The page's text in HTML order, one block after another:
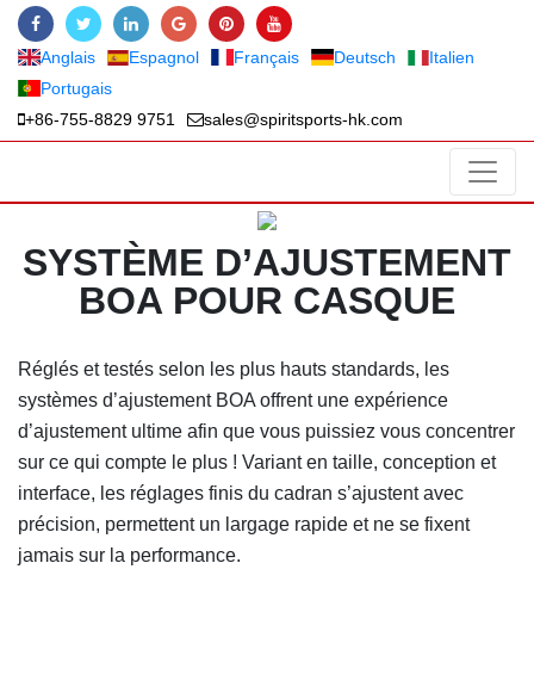
Anglais Espagnol Français Deutsch
Italien
Portugais
+86-755-8829 9751
sales@spiritsports-hk.com
SYSTÈME D’AJUSTEMENT
BOA POUR CASQUE
Réglés et testés selon les plus hauts standards, les
systèmes d’ajustement BOA offrent une expérience
d’ajustement ultime afin que vous puissiez vous concentrer
sur ce qui compte le plus ! Variant en taille, conception et
interface, les réglages finis du cadran s’ajustent avec
précision, permettent un largage rapide et ne se fixent
jamais sur la performance.